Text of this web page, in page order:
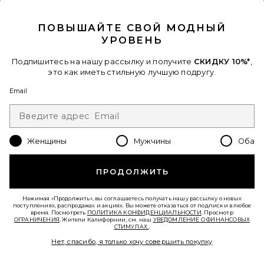
Лидер Продаж
ТОП HORIZON LONG SLEEVE
Favorite СУМКА НА ПЛЕЧО, 26 ДЮЙМОВ CRYSTAL
ПОВЫШАЙТЕ СВОЙ МОДНЫЙ
УРОВЕНЬ
Подпишитесь на нашу рассылку и получите СКИДКУ 10%*
это как иметь стильную лучшую подругу.
Email
Женщины Мужчины Оба
ПРОДОЛЖИТЬ
Нажимая «Продолжить», вы соглашаетесь получать нашу рассылку о новых
поступлениях, распродажах и акциях. Вы можете отказаться от подписки в любое
время. Посмотреть ПОЛИТИКА КОНФИДЕНЦИАЛЬНОСТИ . Просмотр
ОГРАНИЧЕНИЯ . Жители Калифорнии, см. наш УВЕДОМЛЕНИЕ О ФИНАНСОВЫХ
СТИМУЛАХ.
Нет, спасибо, я только хочу совершить покупку